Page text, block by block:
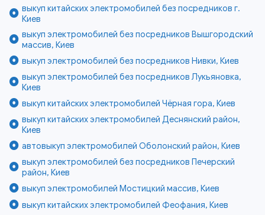
выкуп китайских электромобилей без посредников г.
Киев
выкуп электромобилей без посредников Вышгородский
массив, Киев
выкуп электромобилей без посредников Нивки, Киев
выкуп электромобилей без посредников Лукьяновка,
Киев
выкуп китайских электромобилей Чёрная гора, Киев
выкуп китайских электромобилей Деснянский район,
Киев
автовыкуп электромобилей Оболонский район, Киев
выкуп электромобилей без посредников Печерский
район, Киев
выкуп электромобилей Мостицкий массив, Киев
выкуп китайских электромобилей Феофания, Киев